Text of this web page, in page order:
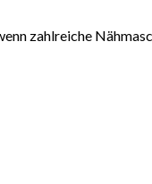
zahlreiche